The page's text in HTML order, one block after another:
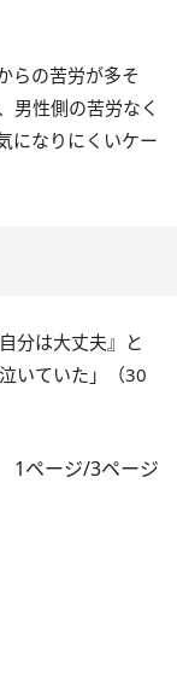
らの苦労が多そ
男性側の苦労なく
になりにくいケー
分は大丈夫』と
いていた」（30
1ページ/3ページ